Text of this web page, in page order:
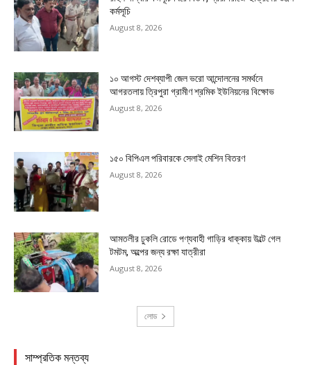
কর্মসূচি
August 8, 2026
১০ আগস্ট দেশব্যাপী জেল ভরো আন্দোলনের সমর্থনে
আগরতলায় ত্রিপুরা গ্রামীণ শ্রমিক ইউনিয়নের বিক্ষোভ
August 8, 2026
১৫০ বিপিএল পরিবারকে সেলাই মেশিন বিতরণ
August 8, 2026
আমতলীর ঢুকলি রোডে পণ্যবাহী গাড়ির ধাক্কায় উল্টে গেল
টমটম, অল্পের জন্য রক্ষা যাত্রীরা
August 8, 2026
লোড
সাম্প্রতিক মন্তব্য